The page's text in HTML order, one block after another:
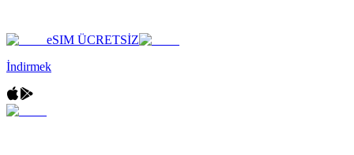
eSIM ÜCRETSİZ
İndirmek